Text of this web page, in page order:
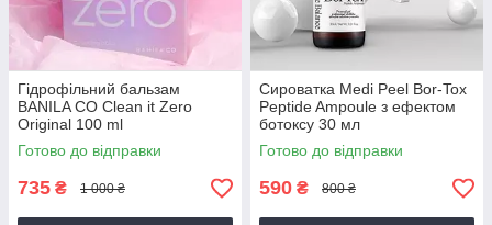
Гідрофільний бальзам
BANILA CO Clean it Zero
Original 100 ml
Готово до відправки
735 ₴ 1 000 ₴
Сироватка Medi Peel Bor-Tox
Peptide Ampoule з ефектом
ботоксу 30 мл
Готово до відправки
590 ₴ 800 ₴